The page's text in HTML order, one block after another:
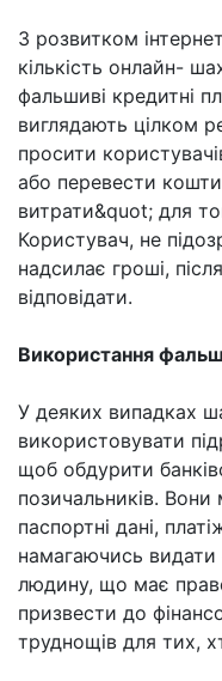
З розвитком
кількість онлайн-
фальшиві кредитні
виглядають цілком
просити
або перевести кошти
витрати&quot; для
Користувач, не
надсилає гроші,
відповідати.
Використання
У деяких випадках
використовувати
щоб обдурити
позичальників.
паспортні дані,
намагаючись видати
людину, що має
призвести до
труднощів для тих,